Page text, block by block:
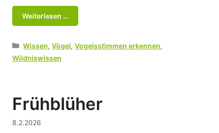
Weiterlesen …
Kategorien
Wissen,Vögel,Vogelsstimmen erkennen,
Wildniswissen
Frühblüher
8.2.2026